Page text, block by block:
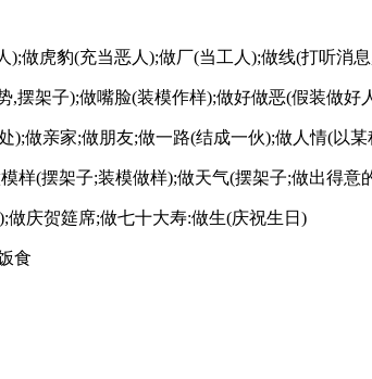
做虎豹(充当恶人);做厂(当工人);做线(打听消
,摆架子);做嘴脸(装模作样);做好做恶(假装做
);做亲家;做朋友;做一路(结成一伙);做人情(以
样(摆架子;装模做样);做天气(摆架子;做出得
做庆贺筵席;做七十大寿:做生(庆祝生日)
食